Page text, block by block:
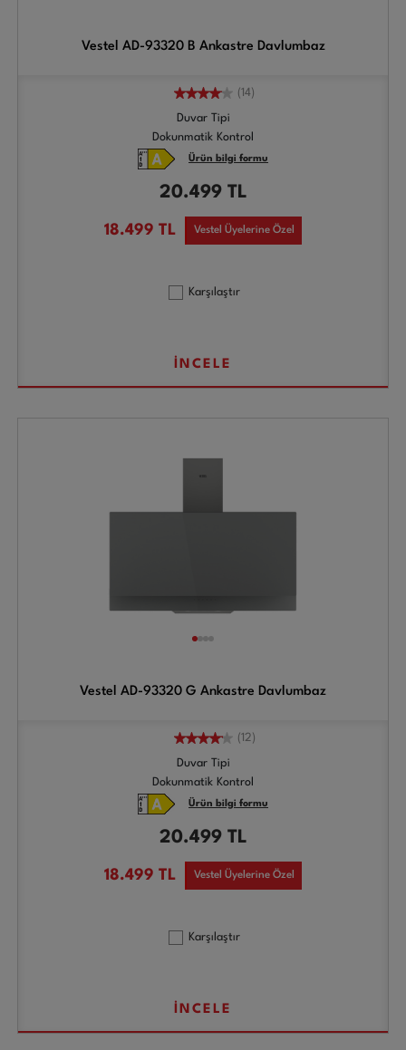
Vestel AD-93320 B Ankastre Davlumbaz
(14)
Duvar Tipi
Dokunmatik Kontrol
Ürün bilgi formu
20.499 TL
18.499 TL Vestel Üyelerine Özel
Karşılaştır
İNCELE
Vestel AD-93320 G Ankastre Davlumbaz
(12)
Duvar Tipi
Dokunmatik Kontrol
Ürün bilgi formu
20.499 TL
18.499 TL Vestel Üyelerine Özel
Karşılaştır
İNCELE